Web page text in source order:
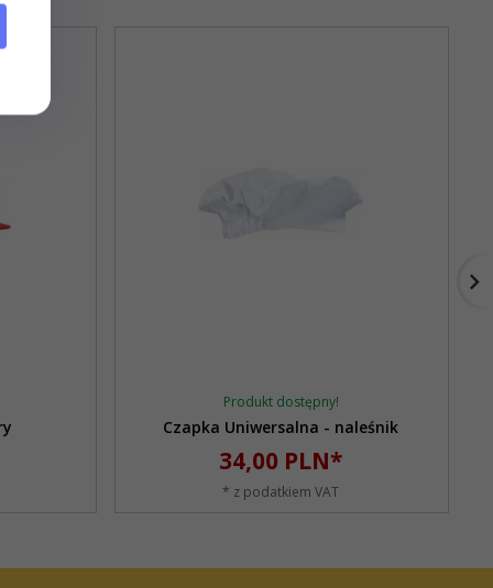
Produkt dostępny!
Czapka Uniwersalna - naleśnik
34,00 PLN*
* z podatkiem VAT